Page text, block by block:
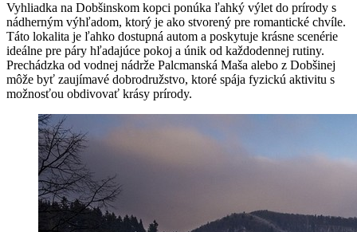
Vyhliadka na Dobšinskom kopci ponúka ľahký výlet do prírody s
nádherným výhľadom, ktorý je ako stvorený pre romantické chvíle.
Táto lokalita je ľahko dostupná autom a poskytuje krásne scenérie
ideálne pre páry hľadajúce pokoj a únik od každodennej rutiny.
Prechádzka od vodnej nádrže Palcmanská Maša alebo z Dobšinej
môže byť zaujímavé dobrodružstvo, ktoré spája fyzickú aktivitu s
možnosťou obdivovať krásy prírody.